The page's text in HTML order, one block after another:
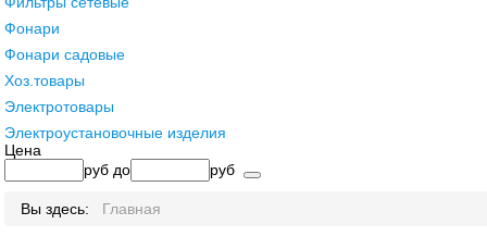
Фонари
Фонари садовые
Хоз.товары
Электротовары
Электроустановочные изделия
Цена
руб до руб
Вы здесь: Главная